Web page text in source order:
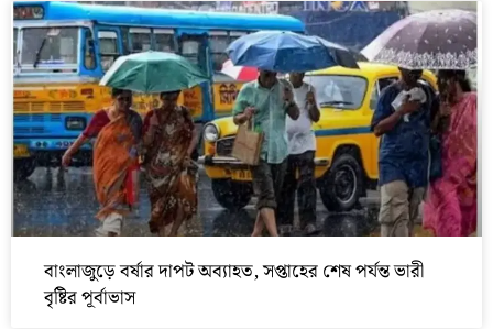
বাংলাজুড়ে বর্ষার দাপট অব্যাহত, সপ্তাহের শেষ পর্যন্ত ভারী
বৃষ্টির পূর্বাভাস